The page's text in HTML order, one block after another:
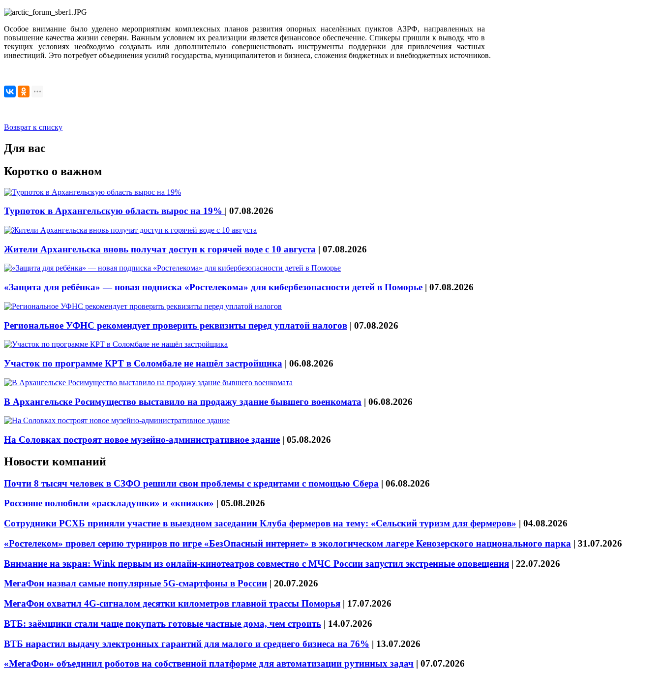
Особое внимание было уделено мероприятиям комплексных планов развития опорных населённых пунктов АЗРФ, направленных на
повышение качества жизни северян. Важным условием их реализации является финансовое обеспечение. Спикеры пришли к выводу, что в
текущих условиях необходимо создавать или дополнительно совершенствовать инструменты поддержки для привлечения частных
инвестиций. Это потребует объединения усилий государства, муниципалитетов и бизнеса, сложения бюджетных и внебюджетных источников.
Возврат к списку
Для вас
Коротко о важном
Турпоток в Архангельскую область вырос на 19% | 07.08.2026
Жители Архангельска вновь получат доступ к горячей воде с 10 августа | 07.08.2026
«Защита для ребёнка» — новая подписка «Ростелекома» для кибербезопасности детей в Поморье | 07.08.2026
Региональное УФНС рекомендует проверить реквизиты перед уплатой налогов | 07.08.2026
Участок по программе КРТ в Соломбале не нашёл застройщика | 06.08.2026
В Архангельске Росимущество выставило на продажу здание бывшего военкомата | 06.08.2026
На Соловках построят новое музейно-административное здание | 05.08.2026
Новости компаний
Почти 8 тысяч человек в СЗФО решили свои проблемы с кредитами с помощью Сбера | 06.08.2026
Россияне полюбили «раскладушки» и «книжки» | 05.08.2026
Сотрудники РСХБ приняли участие в выездном заседании Клуба фермеров на тему: «Сельский туризм для фермеров» | 04.08.2026
«Ростелеком» провел серию турниров по игре «БезОпасный интернет» в экологическом лагере Кенозерского национального парка | 31.07.2026
Внимание на экран: Wink первым из онлайн-кинотеатров совместно с МЧС России запустил экстренные оповещения | 22.07.2026
МегаФон назвал самые популярные 5G-смартфоны в России | 20.07.2026
МегаФон охватил 4G-сигналом десятки километров главной трассы Поморья | 17.07.2026
ВТБ: заёмщики стали чаще покупать готовые частные дома, чем строить | 14.07.2026
ВТБ нарастил выдачу электронных гарантий для малого и среднего бизнеса на 76% | 13.07.2026
«МегаФон» объединил роботов на собственной платформе для автоматизации рутинных задач | 07.07.2026